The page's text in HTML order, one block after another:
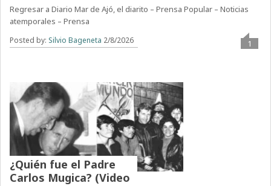
Regresar a Diario Mar de Ajó, el diarito – Prensa Popular – Noticias
atemporales – Prensa
Posted by: Silvio Bageneta 2/8/2026 1
¿Quién fue el Padre
Carlos Mugica? (Video